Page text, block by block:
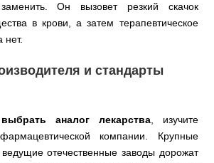
Он вызовет резкий скачок
в крови, а затем терапевтическое
нет.
и стандарты
аналог лекарства, изучите
компании. Крупные
отечественные заводы дорожат